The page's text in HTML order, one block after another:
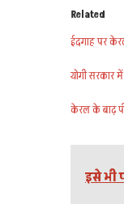
Related
ईदगाह पर
योगी सरकार
केरल के बाढ़
इसे भी